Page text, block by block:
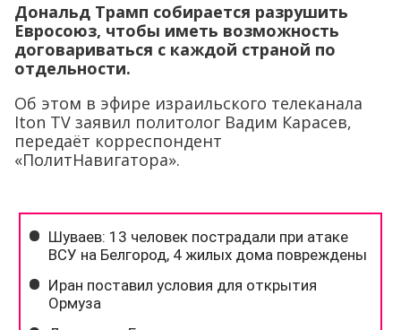
Дональд Трамп собирается разрушить
Евросоюз, чтобы иметь возможность
договариваться с каждой страной по
отдельности.
Об этом в эфире израильского телеканала
Iton TV заявил политолог Вадим Карасев,
передаёт корреспондент
«ПолитНавигатора».